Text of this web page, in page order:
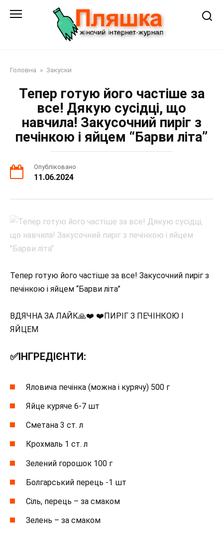
Головна » Закуски
Тепер готую його частіше за
все! Дякую сусідці, що
навчила! Закусочний пиріг з
печінкою і яйцем “Барви літа”
Опубліковано
11.06.2024
Тепер готую його частіше за все! Закусочний пиріг з
печінкою і яйцем “Барви літа”
ВДЯЧНА ЗА ЛАЙК🙏❤️ ❤️ПИРІГ З ПЕЧІНКОЮ І
ЯЙЦЕМ
✅ІНГРЕДІЄНТИ:
Яловича печінка (можна і курячу) 500 г
Яйце куряче 6-7 шт
Сметана 3 ст. л
Крохмаль 1 ст. л
Зелений горошок 100 г
Болгарський перець -1 шт
Сіль, перець – за смаком
Зелень – за смаком